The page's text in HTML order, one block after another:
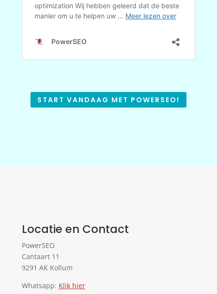
START VANDAAG MET POWERSEO!
Locatie en Contact
PowerSEO
Cantaart 11
9291 AK Kollum
Whatsapp: Klik hier